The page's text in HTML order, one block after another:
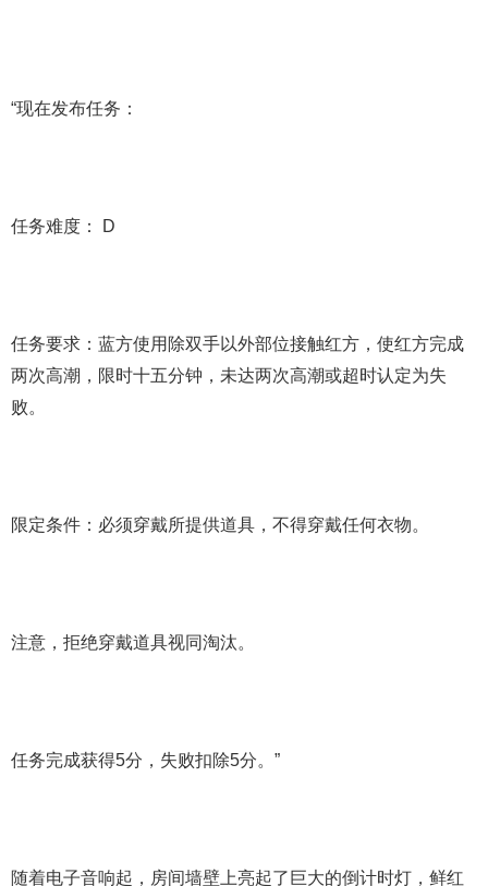
“现在发布任务：
任务难度： D
任务要求：蓝方使用除双手以外部位接触红方，使红方完成
两次高潮，限时十五分钟，未达两次高潮或超时认定为失
败。
限定条件：必须穿戴所提供道具，不得穿戴任何衣物。
注意，拒绝穿戴道具视同淘汰。
任务完成获得5分，失败扣除5分。”
随着电子音响起，房间墙壁上亮起了巨大的倒计时灯，鲜红